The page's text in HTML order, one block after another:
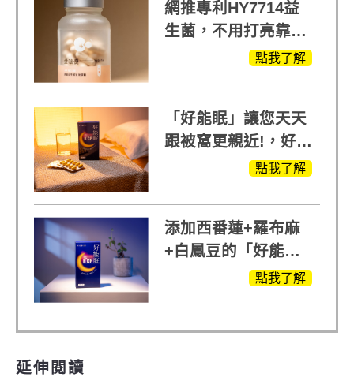
網推專利HY7714益
生菌，不用打亮靠養
點我了解
「好能眠」讓您天天
跟被窩更親近!，好能
生醫X陳亞蘭推薦!
點我了解
添加西番蓮+羅布麻
+白鳳豆的「好能
眠」，獨家專利配
點我了解
延伸閱讀